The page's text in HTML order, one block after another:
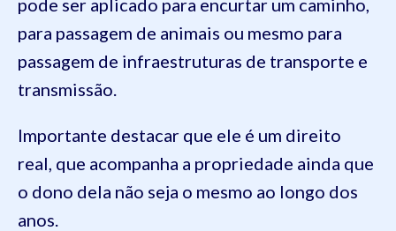
para passagem de animais ou mesmo para
passagem de infraestruturas de transporte e
transmissão.
Importante destacar que ele é um direito
real, que acompanha a propriedade ainda que
o dono dela não seja o mesmo ao longo dos
anos.